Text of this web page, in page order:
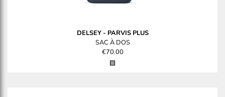
DELSEY- PARVIS PLUS
SAC À DOS
€70.00